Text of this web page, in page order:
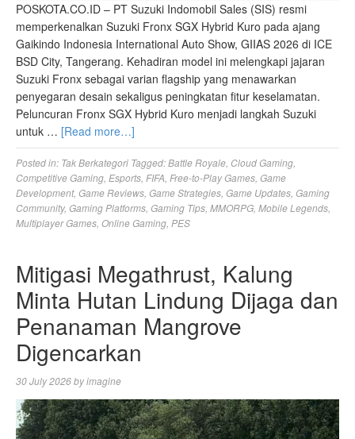
POSKOTA.CO.ID – PT Suzuki Indomobil Sales (SIS) resmi
memperkenalkan Suzuki Fronx SGX Hybrid Kuro pada ajang
Gaikindo Indonesia International Auto Show, GIIAS 2026 di ICE
BSD City, Tangerang. Kehadiran model ini melengkapi jajaran
Suzuki Fronx sebagai varian flagship yang menawarkan
penyegaran desain sekaligus peningkatan fitur keselamatan.
Peluncuran Fronx SGX Hybrid Kuro menjadi langkah Suzuki
untuk … [Read more…]
Posted in: Tak Berkategori Tagged:Battle Royale, Cloud Gaming,
Competitive Gaming, Esports, FIFA, Free-to-Play Games, Game
Development, Game Reviews, Game Strategies, Game Updates, Gaming
Community, Gaming Platforms, Gaming Tips, MMORPG, Mobile Legends,
Multiplayer Games, Online Gaming, PES
Mitigasi Megathrust, Kalung
Minta Hutan Lindung Dijaga dan
Penanaman Mangrove
Digencarkan
30 July 2026byimagine